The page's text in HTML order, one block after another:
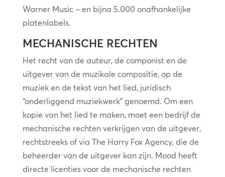
Warner Music – en bijna 5.000 onafhankelijke
platenlabels.
MECHANISCHE RECHTEN
Het recht van de auteur, de componist en de
uitgever van de muzikale compositie, op de
muziek en de tekst van het lied, juridisch
“onderliggend muziekwerk” genoemd. Om een
kopie van het lied te maken, moet een bedrijf de
mechanische rechten verkrijgen van de uitgever,
rechtstreeks of via The Harry Fox Agency, die de
beheerder van de uitgever kan zijn. Mood heeft
directe licenties voor de mechanische rechten